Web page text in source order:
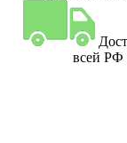
всей РФ